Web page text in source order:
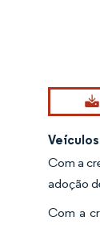
Imagem ©
Com a
adoção
Com a